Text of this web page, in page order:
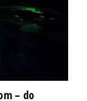
– do